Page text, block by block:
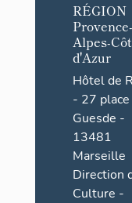
RÉGION
Provence-
Alpes-
d'Azur
Hôtel de
- 27 place
Guesde -
13481
Marseille
Direction
Culture -